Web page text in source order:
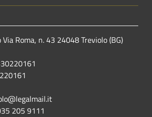
Roma, n. 43 24048 Treviolo (BG)
205 9111